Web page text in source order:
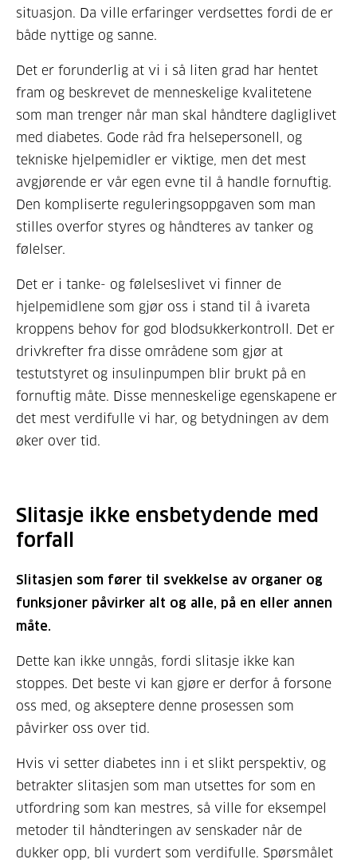
situasjon. Da ville erfaringer verdsettes fordi de er
både nyttige og sanne.
Det er forunderlig at vi i så liten grad har hentet
fram og beskrevet de menneskelige kvalitetene
som man trenger når man skal håndtere dagliglivet
med diabetes. Gode råd fra helsepersonell, og
tekniske hjelpemidler er viktige, men det mest
avgjørende er vår egen evne til å handle fornuftig.
Den kompliserte reguleringsoppgaven som man
stilles overfor styres og håndteres av tanker og
følelser.
Det er i tanke- og følelseslivet vi finner de
hjelpemidlene som gjør oss i stand til å ivareta
kroppens behov for god blodsukkerkontroll. Det er
drivkrefter fra disse områdene som gjør at
testutstyret og insulinpumpen blir brukt på en
fornuftig måte. Disse menneskelige egenskapene er
det mest verdifulle vi har, og betydningen av dem
øker over tid.
Slitasje ikke ensbetydende med
forfall
Slitasjen som fører til svekkelse av organer og
funksjoner påvirker alt og alle, på en eller annen
måte.
Dette kan ikke unngås, fordi slitasje ikke kan
stoppes. Det beste vi kan gjøre er derfor å forsone
oss med, og akseptere denne prosessen som
påvirker oss over tid.
Hvis vi setter diabetes inn i et slikt perspektiv, og
betrakter slitasjen som man utsettes for som en
utfordring som kan mestres, så ville for eksempel
metoder til håndteringen av senskader når de
dukker opp, bli vurdert som verdifulle. Spørsmålet